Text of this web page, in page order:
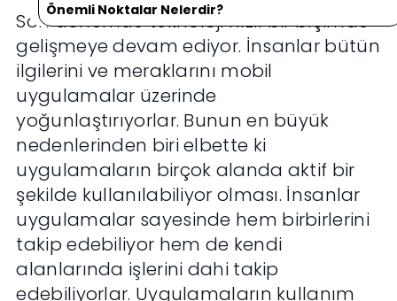
Önemli Noktalar Nelerdir?
Son dönemde teknoloji hızlı bir biçimde
gelişmeye devam ediyor. İnsanlar bütün
ilgilerini ve meraklarını mobil
uygulamalar üzerinde
yoğunlaştırıyorlar. Bunun en büyük
nedenlerinden biri elbette ki
uygulamaların birçok alanda aktif bir
şekilde kullanılabiliyor olması. İnsanlar
uygulamalar sayesinde hem birbirlerini
takip edebiliyor hem de kendi
alanlarında işlerini dahi takip
edebiliyorlar. Uygulamaların kullanım